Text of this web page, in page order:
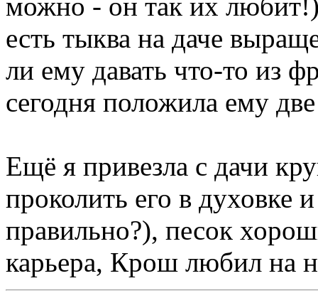
есть тыква на даче
ли ему давать что-то из
сегодня положила ему
Ещё я привезла с дачи
проколить его в духовке
правильно?), песок
карьера, Крош любил на